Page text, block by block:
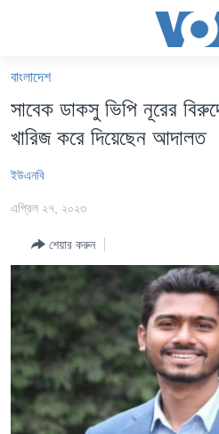
যান।
প্রধান
যান
যান
বাংলাদেশ
ভারত
সম্পাদকীয়
টেলিভিশন
ভিডিও
Learning English
বাংলাদেশ
সাবেক ডাকসু ভিপি নূরের
খারিজ করে দিয়েছেন আদালত
ইউএনবি
এপ্রিল ২৭, ২০২৩
শেয়ার করুন